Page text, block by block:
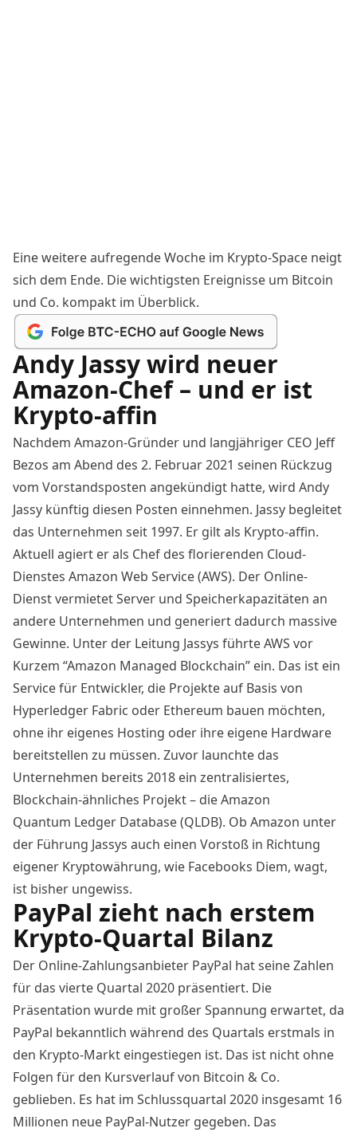
Eine weitere aufregende Woche im Krypto-Space neigt
sich dem Ende. Die wichtigsten Ereignisse um Bitcoin
und Co. kompakt im Überblick.
Andy Jassy wird neuer
Amazon-Chef – und er ist
Krypto-affin
Nachdem Amazon-Gründer und langjähriger CEO Jeff
Bezos am Abend des 2. Februar 2021 seinen Rückzug
vom Vorstandsposten angekündigt hatte, wird Andy
Jassy künftig diesen Posten einnehmen. Jassy begleitet
das Unternehmen seit 1997. Er gilt als Krypto-affin.
Aktuell agiert er als Chef des florierenden Cloud-
Dienstes Amazon Web Service (AWS). Der Online-
Dienst vermietet Server und Speicherkapazitäten an
andere Unternehmen und generiert dadurch massive
Gewinne. Unter der Leitung Jassys führte AWS vor
Kurzem “Amazon Managed Blockchain” ein. Das ist ein
Service für Entwickler, die Projekte auf Basis von
Hyperledger Fabric oder Ethereum bauen möchten,
ohne ihr eigenes Hosting oder ihre eigene Hardware
bereitstellen zu müssen. Zuvor launchte das
Unternehmen bereits 2018 ein zentralisiertes,
Blockchain-ähnliches Projekt – die Amazon
Quantum Ledger Database (QLDB). Ob Amazon unter
der Führung Jassys auch einen Vorstoß in Richtung
eigener Kryptowährung, wie Facebooks Diem, wagt,
ist bisher ungewiss.
PayPal zieht nach erstem
Krypto-Quartal Bilanz
Der Online-Zahlungsanbieter PayPal hat seine Zahlen
für das vierte Quartal 2020 präsentiert. Die
Präsentation wurde mit großer Spannung erwartet, da
PayPal bekanntlich während des Quartals erstmals in
den Krypto-Markt eingestiegen ist. Das ist nicht ohne
Folgen für den Kursverlauf von Bitcoin & Co.
geblieben. Es hat im Schlussquartal 2020 insgesamt 16
Millionen neue PayPal-Nutzer gegeben. Das